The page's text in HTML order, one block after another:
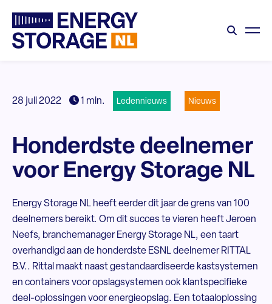
28 juli 2022 1 min. Ledennieuws Nieuws
Honderdste deelnemer
voor Energy Storage NL
Energy Storage NL heeft eerder dit jaar de grens van 100
deelnemers bereikt. Om dit succes te vieren heeft Jeroen
Neefs, branchemanager Energy Storage NL, een taart
overhandigd aan de honderdste ESNL deelnemer RITTAL
B.V.. Rittal maakt naast gestandaardiseerde kastsystemen
en containers voor opslagsystemen ook klantspecifieke
deel-oplossingen voor energieopslag. Een totaaloplossing